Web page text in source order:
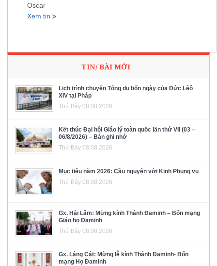
Oscar
Xem tin
TIN/ BÀI MỚI
Lịch trình chuyến Tông du bốn ngày của Đức Lêô
XIV tại Pháp
Thứ Bảy 08.08.2026
Kết thúc Đại hội Giáo lý toàn quốc lần thứ VII (03 –
06/8/2026) – Bản ghi nhớ
Thứ Bảy 08.08.2026
Mục tiêu năm 2026: Cầu nguyện với Kinh Phụng vụ
Thứ Bảy 08.08.2026
Gx. Hải Lâm: Mừng kính Thánh Đaminh – Bổn mạng
Giáo họ Đaminh
Thứ Bảy 08.08.2026
Gx. Láng Cát: Mừng lễ kính Thánh Đaminh- Bổn
mạng Họ Đaminh